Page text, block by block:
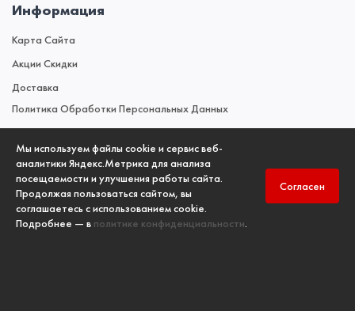
Мы используем файлы cookie и сервис веб-
аналитики Яндекс.Метрика для анализа
посещаемости и улучшения работы сайта.
Продолжая пользоваться сайтом, вы
соглашаетесь с использованием cookie.
Подробнее — в политике конфиденциальности.
Согласен
Информация
Карта Сайта
Акции Скидки
Доставка
Политика Обработки Персональных Данных
Новости
Новостной Блог